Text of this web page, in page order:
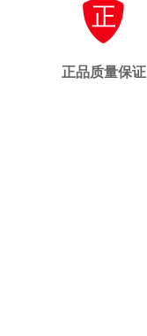
正品质量保证